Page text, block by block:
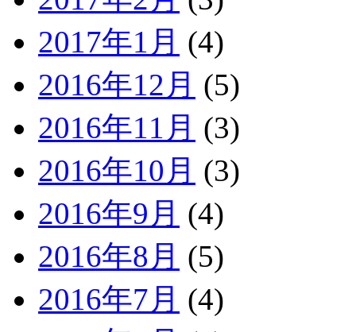
2017年1月 (4)
2016年12月 (5)
2016年11月 (3)
2016年10月 (3)
2016年9月 (4)
2016年8月 (5)
2016年7月 (4)